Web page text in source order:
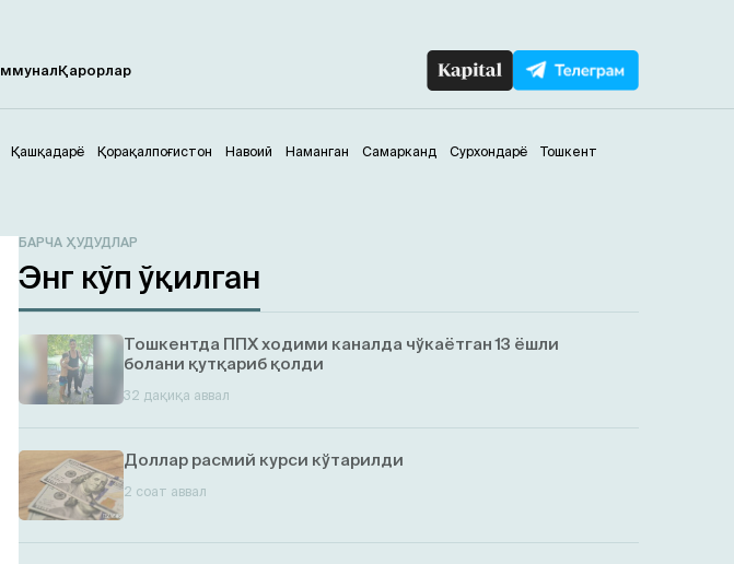
Қарорлар
Қашқадарё Қорақалпоғистон Навоий Наманган Самарканд Сурхондарё Тошкент
БАРЧА ҲУДУДЛАР
Энг кўп ўқилган
Тошкентда ППХ ходими каналда чўкаётган 13 ёшли
болани қутқариб қолди
32 дақиқа аввал
Доллар расмий курси кўтарилди
2 соат аввал